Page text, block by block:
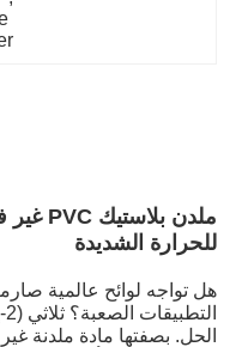
للحرارة الشديدة
هل تواجه لوائح عالمية